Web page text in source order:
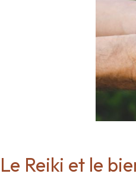
Le Reiki et le